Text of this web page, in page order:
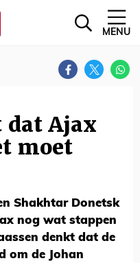
MENU
dat Ajax
moet
Shakhtar Donetsk
nog wat stappen
denkt dat de
om de Johan